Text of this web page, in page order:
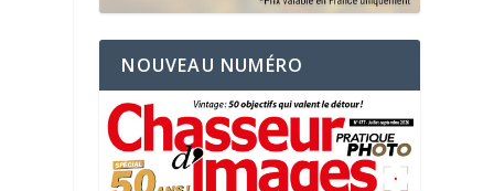
NOUVEAU NUMÉRO